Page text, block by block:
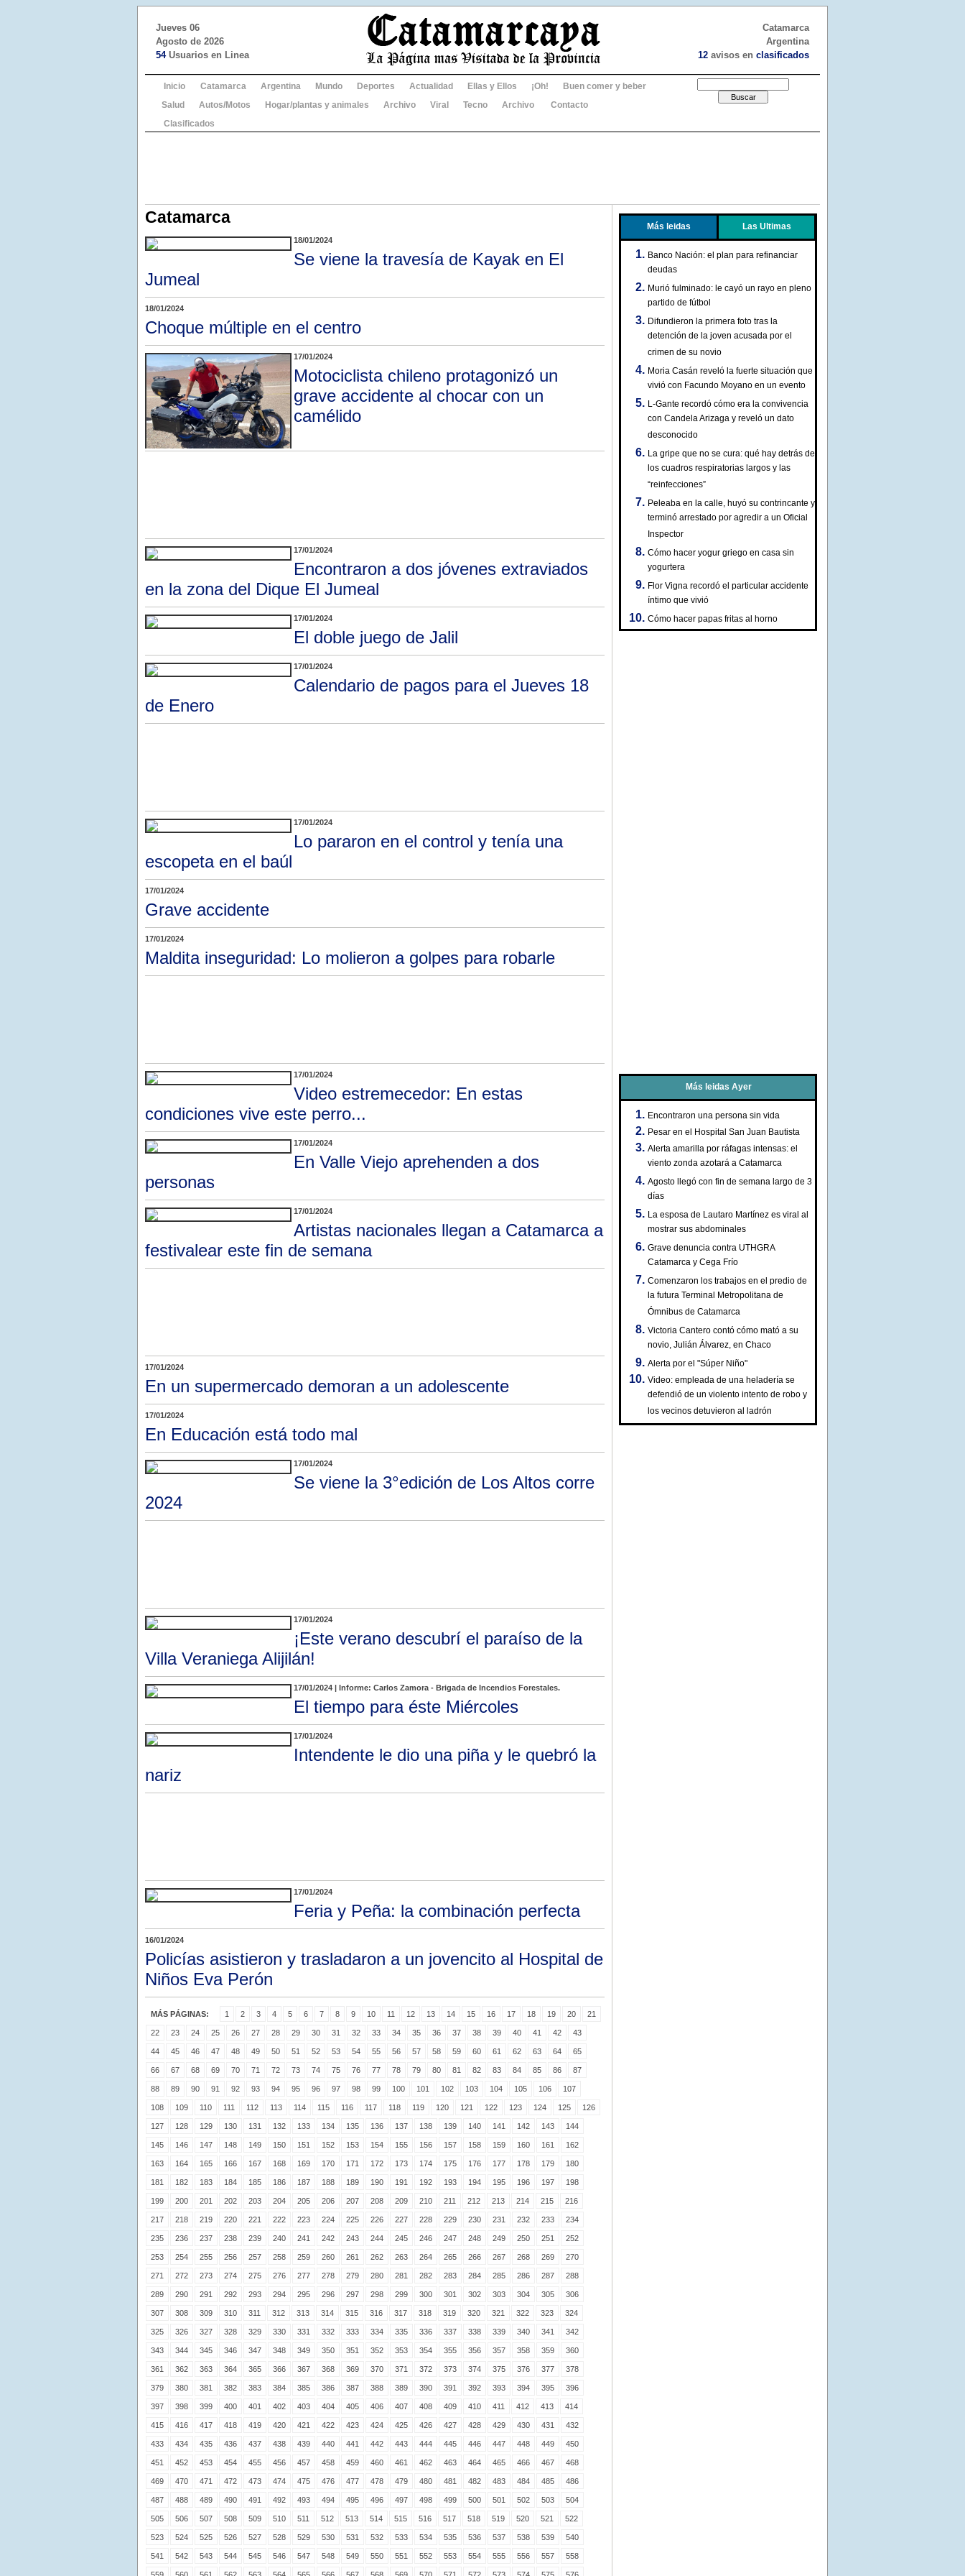
Jueves 06
Agosto de 2026
54Usuarios en Linea
Catamarca
Argentina
12 avisos en clasificados
Inicio Catamarca Argentina Mundo Deportes Actualidad Ellas y Ellos ¡Oh!
Buen comer y beber
Salud
Autos/Motos Hogar/plantas y animales Archivo Viral Tecno Archivo
Contacto
Clasificados
Catamarca
18/01/2024
Se viene la travesía de Kayak en El
Jumeal
18/01/2024
Choque múltiple en el centro
17/01/2024
Motociclista chileno protagonizó un
grave accidente al chocar con un
camélido
17/01/2024
Encontraron a dos jóvenes extraviados
en la zona del Dique El Jumeal
17/01/2024
El doble juego de Jalil
17/01/2024
Calendario de pagos para el Jueves 18
de Enero
17/01/2024
Lo pararon en el control y tenía una
escopeta en el baúl
17/01/2024
Grave accidente
17/01/2024
Maldita inseguridad: Lo molieron a golpes para robarle
17/01/2024
Video estremecedor: En estas
condiciones vive este perro...
17/01/2024
En Valle Viejo aprehenden a dos
personas
17/01/2024
Artistas nacionales llegan a Catamarca a
festivalear este fin de semana
17/01/2024
En un supermercado demoran a un adolescente
17/01/2024
En Educación está todo mal
17/01/2024
Se viene la 3°edición de Los Altos corre
2024
17/01/2024
¡Este verano descubrí el paraíso de la
Villa Veraniega Alijilán!
17/01/2024 | Informe: Carlos Zamora - Brigada de Incendios Forestales.
El tiempo para éste Miércoles
17/01/2024
Intendente le dio una piña y le quebró la
nariz
17/01/2024
Feria y Peña: la combinación perfecta
16/01/2024
Policías asistieron y trasladaron a un jovencito al Hospital de
Niños Eva Perón
MÁS PÁGINAS: 1 2 3 4 5 6 7 8 9 10 11 12 13 14 15 16 17 18 19 20 21
22 23 24 25 26 27 28 29 30 31 32 33 34 35 36 37 38 39 40 41 42 43
44 45 46 47 48 49 50 51 52 53 54 55 56 57 58 59 60 61 62 63 64 65
66 67 68 69 70 71 72 73 74 75 76 77 78 79 80 81 82 83 84 85 86 87
88 89 90 91 92 93 94 95 96 97 98 99 100 101 102 103 104 105 106 107
108 109 110 111 112 113 114 115 116 117 118 119 120 121 122 123 124 125 126
127 128 129 130 131 132 133 134 135 136 137 138 139 140 141 142 143 144
145 146 147 148 149 150 151 152 153 154 155 156 157 158 159 160 161 162
163 164 165 166 167 168 169 170 171 172 173 174 175 176 177 178 179 180
181 182 183 184 185 186 187 188 189 190 191 192 193 194 195 196 197 198
199 200 201 202 203 204 205 206 207 208 209 210 211 212 213 214 215 216
217 218 219 220 221 222 223 224 225 226 227 228 229 230 231 232 233 234
235 236 237 238 239 240 241 242 243 244 245 246 247 248 249 250 251 252
253 254 255 256 257 258 259 260 261 262 263 264 265 266 267 268 269 270
271 272 273 274 275 276 277 278 279 280 281 282 283 284 285 286 287 288
289 290 291 292 293 294 295 296 297 298 299 300 301 302 303 304 305 306
307 308 309 310 311 312 313 314 315 316 317 318 319 320 321 322 323 324
325 326 327 328 329 330 331 332 333 334 335 336 337 338 339 340 341 342
343 344 345 346 347 348 349 350 351 352 353 354 355 356 357 358 359 360
361 362 363 364 365 366 367 368 369 370 371 372 373 374 375 376 377 378
379 380 381 382 383 384 385 386 387 388 389 390 391 392 393 394 395 396
397 398 399 400 401 402 403 404 405 406 407 408 409 410 411 412 413 414
415 416 417 418 419 420 421 422 423 424 425 426 427 428 429 430 431 432
433 434 435 436 437 438 439 440 441 442 443 444 445 446 447 448 449 450
451 452 453 454 455 456 457 458 459 460 461 462 463 464 465 466 467 468
469 470 471 472 473 474 475 476 477 478 479 480 481 482 483 484 485 486
487 488 489 490 491 492 493 494 495 496 497 498 499 500 501 502 503 504
505 506 507 508 509 510 511 512 513 514 515 516 517 518 519 520 521 522
523 524 525 526 527 528 529 530 531 532 533 534 535 536 537 538 539 540
541 542 543 544 545 546 547 548 549 550 551 552 553 554 555 556 557 558
Más leidas Las Ultimas
Banco Nación: el plan para refinanciar
deudas
Murió fulminado: le cayó un rayo en pleno
partido de fútbol
Difundieron la primera foto tras la
detención de la joven acusada por el
crimen de su novio
Moria Casán reveló la fuerte situación que
vivió con Facundo Moyano en un evento
L-Gante recordó cómo era la convivencia
con Candela Arizaga y reveló un dato
desconocido
La gripe que no se cura: qué hay detrás de
los cuadros respiratorias largos y las
“reinfecciones”
Peleaba en la calle, huyó su contrincante y
terminó arrestado por agredir a un Oficial
Inspector
Cómo hacer yogur griego en casa sin
yogurtera
Flor Vigna recordó el particular accidente
íntimo que vivió
Cómo hacer papas fritas al horno
Más leidas Ayer
Encontraron una persona sin vida
Pesar en el Hospital San Juan Bautista
Alerta amarilla por ráfagas intensas: el
viento zonda azotará a Catamarca
Agosto llegó con fin de semana largo de 3
días
La esposa de Lautaro Martínez es viral al
mostrar sus abdominales
Grave denuncia contra UTHGRA
Catamarca y Cega Frío
Comenzaron los trabajos en el predio de
la futura Terminal Metropolitana de
Ómnibus de Catamarca
Victoria Cantero contó cómo mató a su
novio, Julián Álvarez, en Chaco
Alerta por el "Súper Niño"
Video: empleada de una heladería se
defendió de un violento intento de robo y
los vecinos detuvieron al ladrón